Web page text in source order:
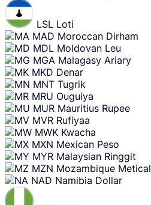
LSL Loti
MAD Moroccan Dirham
MDL Moldovan Leu
MGA Malagasy Ariary
MKD Denar
MNT Tugrik
MRU Ouguiya
MUR Mauritius Rupee
MVR Rufiyaa
MWK Kwacha
MXN Mexican Peso
MYR Malaysian Ringgit
MZN Mozambique Metical
NAD Namibia Dollar